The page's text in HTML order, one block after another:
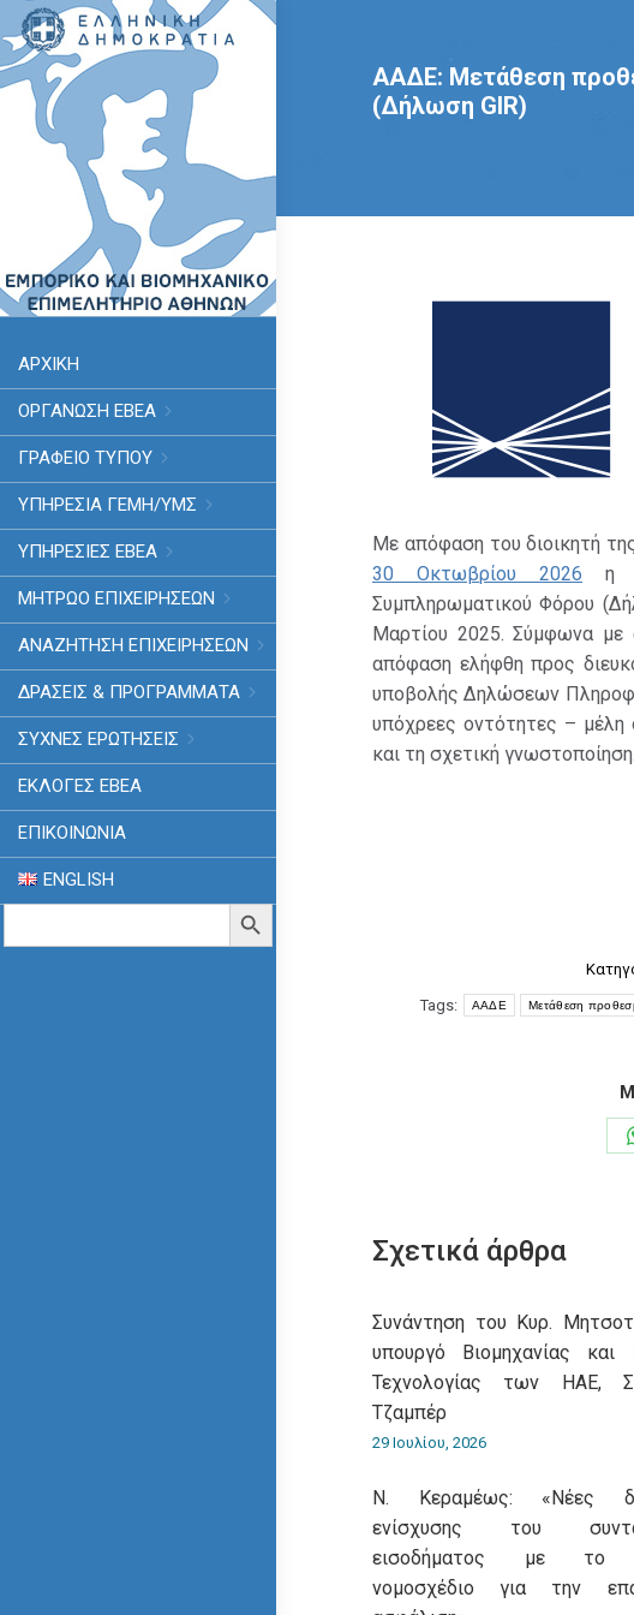
ΑΡΧΙΚΗ
ΟΡΓΑΝΩΣΗ ΕΒΕΑ
ΓΡΑΦΕΙΟ ΤΥΠΟΥ
ΥΠΗΡΕΣΊΑ ΓΕΜΗ/ΥΜΣ
ΥΠΗΡΕΣΙΕΣ ΕΒΕΑ
ΜΗΤΡΩΟ ΕΠΙΧΕΙΡΗΣΕΩΝ
ΑΝΑΖΗΤΗΣΗ ΕΠΙΧΕΙΡΗΣΕΩΝ
ΔΡΑΣΕΙΣ & ΠΡΟΓΡΑΜΜΑΤΑ
ΣΥΧΝΕΣ ΕΡΩΤΗΣΕΙΣ
ΕΚΛΟΓΈΣ ΕΒΕΑ
ΕΠΙΚΟΙΝΩΝΙΑ
ENGLISH
Search
Search Button
ΑΑΔΕ: Μετάθεση
(Δήλωση GIR)
Με απόφαση του διοικητή
30 Οκτωβρίου 2026 η
Συμπληρωματικού Φόρου
Μαρτίου 2025. Σύμφωνα με
απόφαση ελήφθη προς
υποβολής Δηλώσεων
υπόχρεες οντότητες – μέλη
και τη σχετική γνωστοποίηση.
Tags:
ΑΑΔΕ Μετάθεση
Σχετικά άρθρα
Συνάντηση του Κυρ.
υπουργό Βιομηχανίας και
Τεχνολογίας των ΗΑΕ,
Τζαμπέρ
29 Ιουλίου, 2026
Ν. Κεραμέως: «Νέες
ενίσχυσης του
εισοδήματος με το
νομοσχέδιο για την